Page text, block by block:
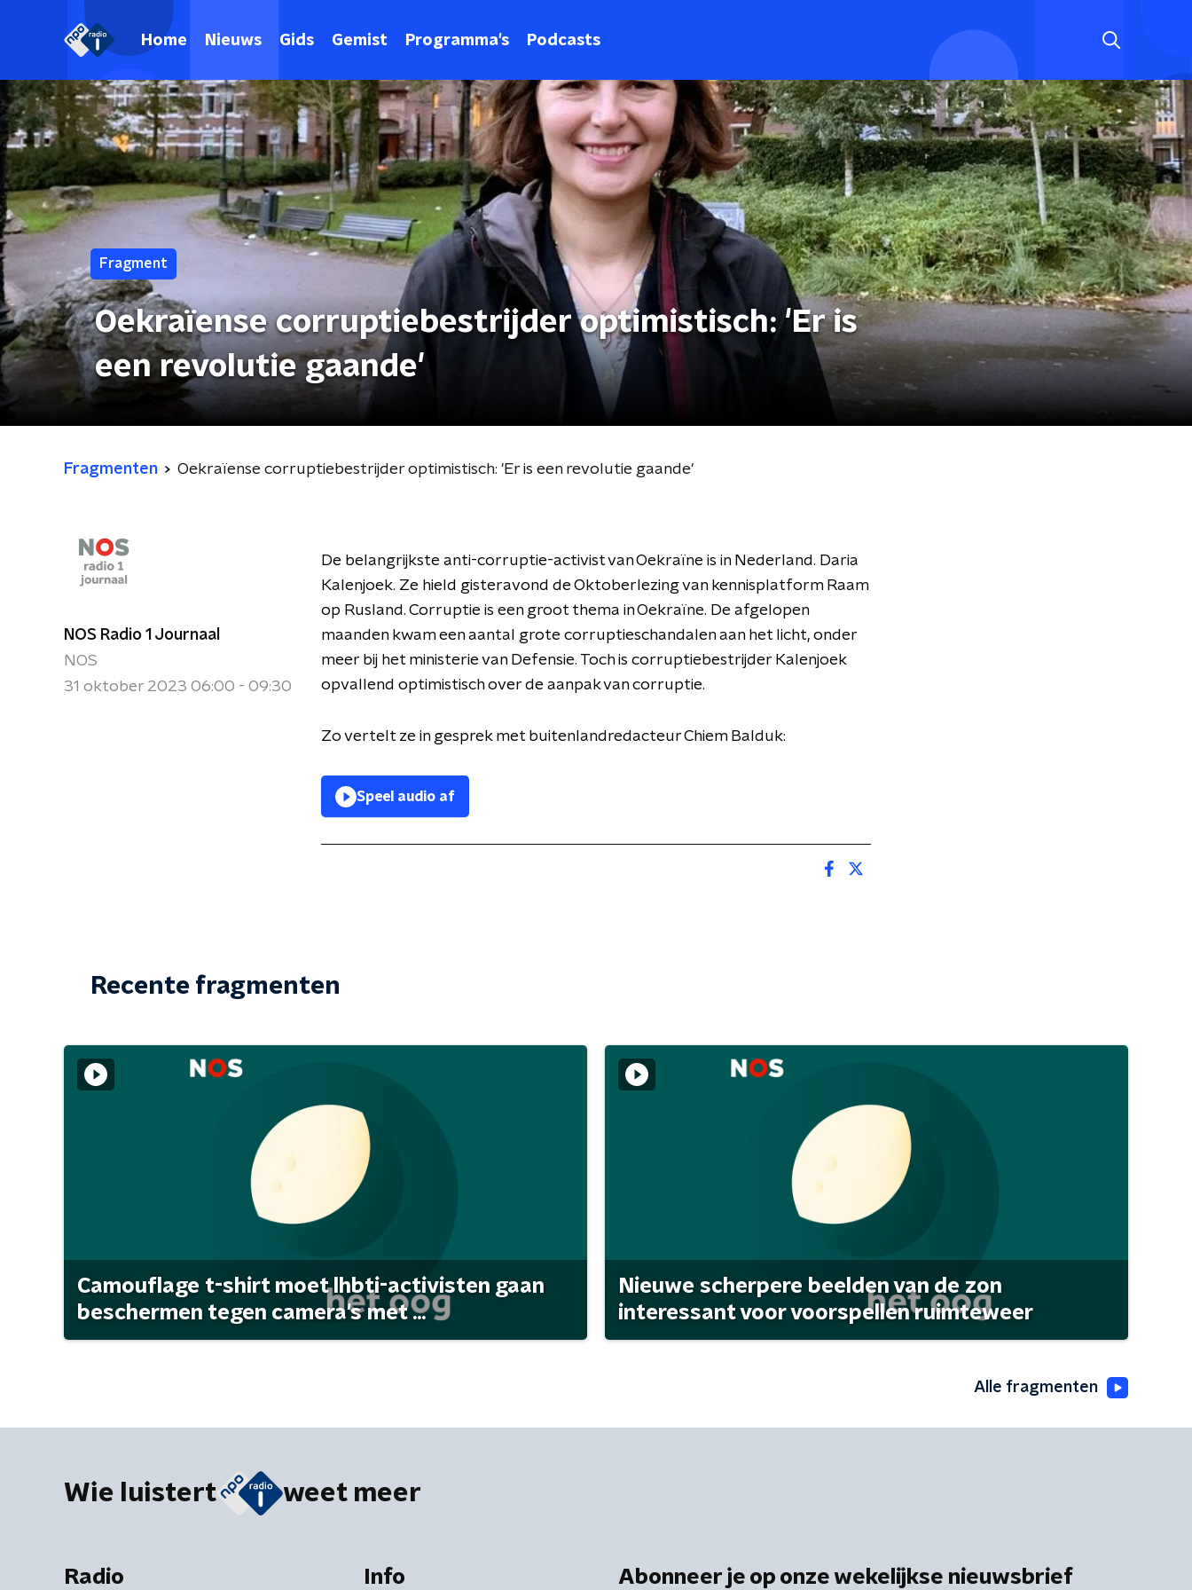
Home Nieuws Gids Gemist Programma's Podcasts
Fragment
Oekraïense corruptiebestrijder optimistisch: 'Er is
een revolutie gaande'
Fragmenten Oekraïense corruptiebestrijder optimistisch: 'Er is een revolutie gaande'
NOS Radio 1 Journaal
NOS
31 oktober 2023 06:00 - 09:30
De belangrijkste anti-corruptie-activist van Oekraïne is in Nederland. Daria
Kalenjoek. Ze hield gisteravond de Oktoberlezing van kennisplatform Raam
op Rusland. Corruptie is een groot thema in Oekraïne. De afgelopen
maanden kwam een aantal grote corruptieschandalen aan het licht, onder
meer bij het ministerie van Defensie. Toch is corruptiebestrijder Kalenjoek
opvallend optimistisch over de aanpak van corruptie.
Zo vertelt ze in gesprek met buitenlandredacteur Chiem Balduk:
Speel audio af
Recente fragmenten
Camouflage t-shirt moet lhbti-activisten gaan
beschermen tegen camera's met ...
Nieuwe scherpere beelden van de zon
interessant voor voorspellen ruimteweer
Alle fragmenten
Wie luistert weet meer
Radio Info Abonneer je op onze wekelijkse nieuwsbrief